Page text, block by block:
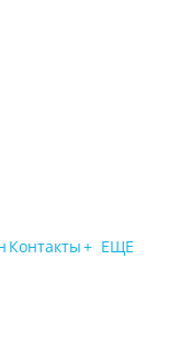
Контакты+ ЕЩЕ